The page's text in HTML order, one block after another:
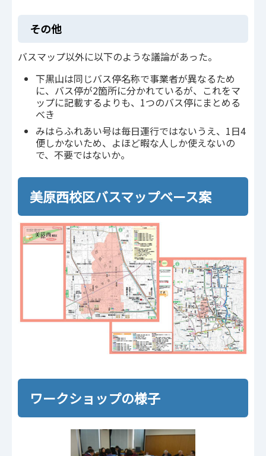
その他
バスマップ以外に以下のような議論があった。
下黒山は同じバス停名称で事業者が異なるため
に、バス停が2箇所に分かれているが、これをマ
ップに記載するよりも、1つのバス停にまとめる
べき
みはらふれあい号は毎日運行ではないうえ、1日4
便しかないため、よほど暇な人しか使えないの
で、不要ではないか。
美原西校区バスマップベース案
ワークショップの様子